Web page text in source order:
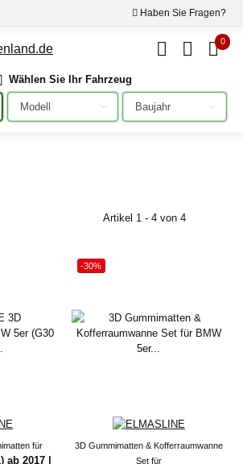
Haben Sie Fragen?
0
Wählen Sie Ihr Fahrzeug
Bitte auswählen Bitte auswählen
Artikel 1 - 4 von 4
für
ab 2017 |
-30%
3D Gummimatten & Kofferraumwanne
Set für